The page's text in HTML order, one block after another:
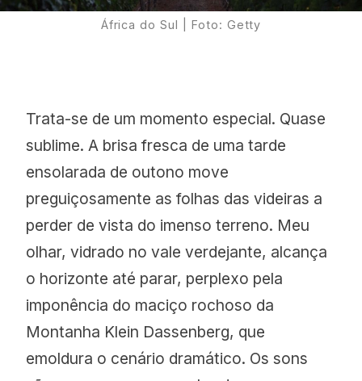
África do Sul | Foto: Getty
Trata-se de um momento especial. Quase
sublime. A brisa fresca de uma tarde
ensolarada de outono move
preguiçosamente as folhas das videiras a
perder de vista do imenso terreno. Meu
olhar, vidrado no vale verdejante, alcança
o horizonte até parar, perplexo pela
imponência do maciço rochoso da
Montanha Klein Dassenberg, que
emoldura o cenário dramático. Os sons